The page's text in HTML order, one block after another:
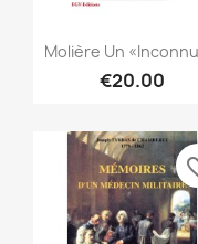
Quick view
Molière Un
€20.00